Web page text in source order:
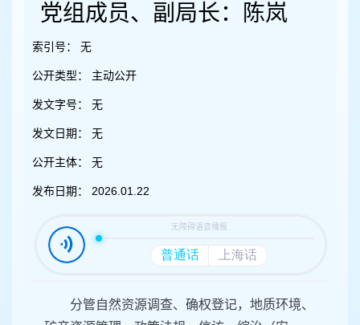
党组成员、副局长：陈岚
索引号： 无
公开类型： 主动公开
发文字号： 无
发文日期： 无
公开主体： 无
发布日期： 2026.01.22
分管自然资源调查、确权登记，地质环境、